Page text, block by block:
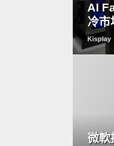
AI
冷市
Kisplay
微